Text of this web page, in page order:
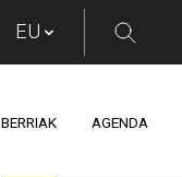
BERRIAK AGENDA